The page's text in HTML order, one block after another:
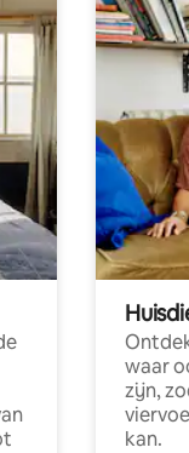
waar
zijn,
kan.